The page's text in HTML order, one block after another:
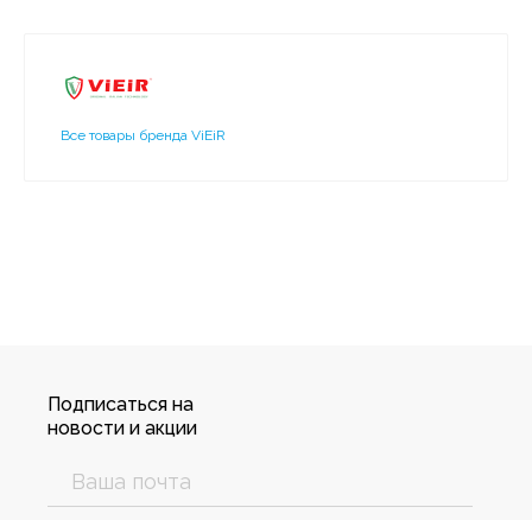
Все товары бренда ViEiR
Подписаться на
новости и акции